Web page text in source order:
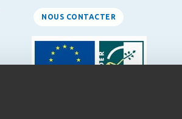
NOUS CONTACTER